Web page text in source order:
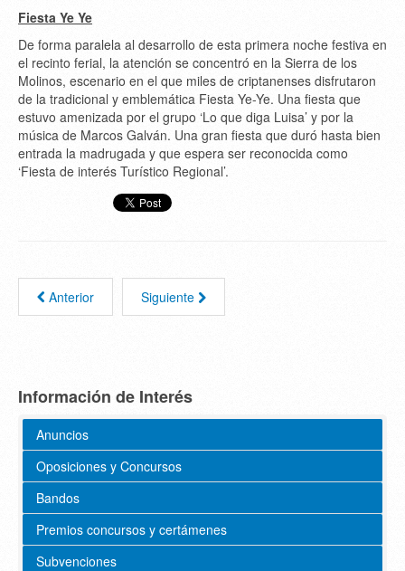
Fiesta Ye Ye
De forma paralela al desarrollo de esta primera noche festiva en
el recinto ferial, la atención se concentró en la Sierra de los
Molinos, escenario en el que miles de criptanenses disfrutaron
de la tradicional y emblemática Fiesta Ye-Ye. Una fiesta que
estuvo amenizada por el grupo ‘Lo que diga Luisa’ y por la
música de Marcos Galván. Una gran fiesta que duró hasta bien
entrada la madrugada y que espera ser reconocida como
‘Fiesta de interés Turístico Regional’.
Anterior Siguiente
Información de Interés
Anuncios
Oposiciones y Concursos
Bandos
Premios concursos y certámenes
Subvenciones